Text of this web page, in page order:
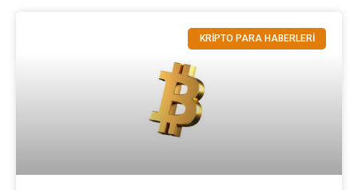
KRİPTO PARA HABERLERİ